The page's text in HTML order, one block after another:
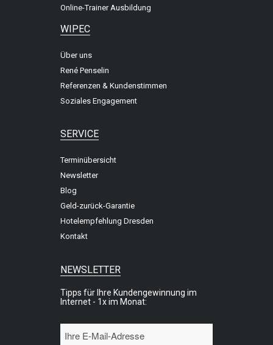
Online-Trainer Ausbildung
WIPEC
Über uns
René Penselin
Referenzen & Kundenstimmen
Soziales Engagement
SERVICE
Terminübersicht
Newsletter
Blog
Geld-zurück-Garantie
Hotelempfehlung Dresden
Kontakt
NEWSLETTER
Tipps für Ihre Kundengewinnung im
Internet - 1x im Monat: